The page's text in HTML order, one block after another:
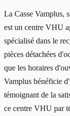
La Casse Vamplus,
est un centre VHU
spécialisé dans le
pièces détachées
que les horaires
Vamplus bénéficie
témoignant de la
ce centre VHU par